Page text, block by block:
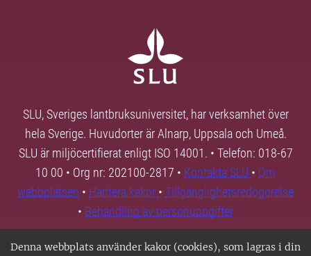
Denna webbplats använder kakor (cookies), som lagras i din
SLU, Sveriges lantbruksuniversitet, har verksamhet över
hela Sverige. Huvudorter är Alnarp, Uppsala och Umeå.
SLU är miljöcertifierat enligt ISO 14001. • Telefon: 018-67
10 00 • Org nr: 202100-2817 • Kontakta SLU • Om
webbplatsen • Hantera kakor • Tillgänglighetsredogörelse
• Behandling av personuppgifter